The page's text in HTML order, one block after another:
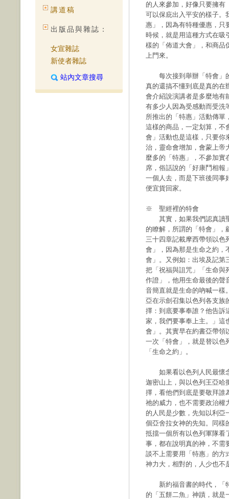
講道稿
出版品與雜誌：
女宣雜誌
新使者雜誌
站內文章搜尋
的人來參加，好像只要擁有
可以保庇出入平安的樣子。
惠」，因為有特種優惠，只
時候，就是用這種方式在吸
樣的「佈道大會」，和商品
上門來。
每次接到舉辦「特會」的
真的還搞不懂到底是真的在
會介紹說演講者是多麼地有
有多少人因為受感動而受洗
所推出的「特惠」活動傳單
這樣的商品，一定划算，不
會」活動也是這樣，只要你
治，靈命會增加，會蒙上帝
麼多的「特惠」，不參加實
席，俗話說的「好康鬥相報
一個人去，而是下班後同事
便宜貨回家。
※ 聖經裡的特會
其實，如果我們認真讀聖
的瞭解，所謂的「特會」，
三十四章記載摩西帶領以色
會」，因為那是生命之約，
會」。又例如：出埃及記第
把「祝福與詛咒」「生命與
作證」，他用生命最後的聲
音簡直就是生命的吶喊一樣
亞在示劍召集以色列各支族
擇：到底要事奉誰？他告訴
家，我們要事奉上主。」這
會」。其實早在約書亞帶領
一次「特會」，就是替以色
「生命之約」。
如果看以色列人民最懷念
迦密山上，與以色列王亞哈
擇，看他們到底是要敬拜誰
祂的威力，也不需要政治權
的人民是少數，先知以利亞
個亞舍拉女神的先知。同樣
抵擋一個所有以色列軍隊看
事，都在說明真的神，不需
談不上需要用「特惠」的方
神力大，相對的，人少也不
新約福音書的時代，「特
的「五餅二魚」神蹟，就是